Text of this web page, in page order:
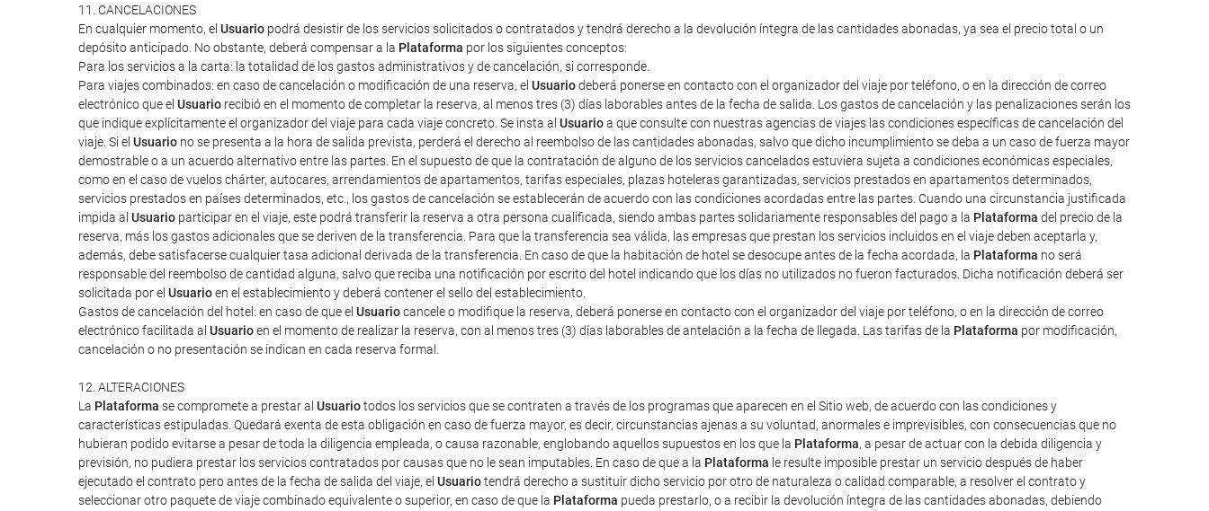
11. CANCELACIONES
En cualquier momento, el Usuario podrá desistir de los servicios solicitados o contratados y tendrá derecho a la devolución íntegra de las cantidades abonadas, ya sea el precio total o un
depósito anticipado. No obstante, deberá compensar a la Plataforma por los siguientes conceptos:
Para los servicios a la carta: la totalidad de los gastos administrativos y de cancelación, si corresponde.
Para viajes combinados: en caso de cancelación o modificación de una reserva, el Usuariodeberá ponerse en contacto con el organizador del viaje por teléfono, o en la dirección de correo
electrónico que el Usuario recibió en el momento de completar la reserva, al menos tres (3) días laborables antes de la fecha de salida. Los gastos de cancelación y las penalizaciones serán los
que indique explícitamente el organizador del viaje para cada viaje concreto. Se insta al Usuarioa que consulte con nuestras agencias de viajes las condiciones específicas de cancelación del
viaje. Si el Usuario no se presenta a la hora de salida prevista, perderá el derecho al reembolso de las cantidades abonadas, salvo que dicho incumplimiento se deba a un caso de fuerza mayor
demostrable o a un acuerdo alternativo entre las partes. En el supuesto de que la contratación de alguno de los servicios cancelados estuviera sujeta a condiciones económicas especiales,
como en el caso de vuelos chárter, autocares, arrendamientos de apartamentos, tarifas especiales, plazas hoteleras garantizadas, servicios prestados en apartamentos determinados,
servicios prestados en países determinados, etc., los gastos de cancelación se establecerán de acuerdo con las condiciones acordadas entre las partes. Cuando una circunstancia justificada
impida al Usuario participar en el viaje, este podrá transferir la reserva a otra persona cualificada, siendo ambas partes solidariamente responsables del pago a la Plataforma del precio de la
reserva, más los gastos adicionales que se deriven de la transferencia. Para que la transferencia sea válida, las empresas que prestan los servicios incluidos en el viaje deben aceptarla y,
además, debe satisfacerse cualquier tasa adicional derivada de la transferencia. En caso de que la habitación de hotel se desocupe antes de la fecha acordada, la Plataforma no será
responsable del reembolso de cantidad alguna, salvo que reciba una notificación por escrito del hotel indicando que los días no utilizados no fueron facturados. Dicha notificación deberá ser
solicitada por el Usuarioen el establecimiento y deberá contener el sello del establecimiento.
Gastos de cancelación del hotel: en caso de que el Usuariocancele o modifique la reserva, deberá ponerse en contacto con el organizador del viaje por teléfono, o en la dirección de correo
electrónico facilitada al Usuarioen el momento de realizar la reserva, con al menos tres (3) días laborables de antelación a la fecha de llegada. Las tarifas de la Plataforma por modificación,
cancelación o no presentación se indican en cada reserva formal.
12. ALTERACIONES
La Plataforma se compromete a prestar al Usuariotodos los servicios que se contraten a través de los programas que aparecen en el Sitio web, de acuerdo con las condiciones y
características estipuladas. Quedará exenta de esta obligación en caso de fuerza mayor, es decir, circunstancias ajenas a su voluntad, anormales e imprevisibles, con consecuencias que no
hubieran podido evitarse a pesar de toda la diligencia empleada, o causa razonable, englobando aquellos supuestos en los que la Plataforma, a pesar de actuar con la debida diligencia y
previsión, no pudiera prestar los servicios contratados por causas que no le sean imputables. En caso de que a la Plataforma le resulte imposible prestar un servicio después de haber
ejecutado el contrato pero antes de la fecha de salida del viaje, el Usuariotendrá derecho a sustituir dicho servicio por otro de naturaleza o calidad comparable, a resolver el contrato y
seleccionar otro paquete de viaje combinado equivalente o superior, en caso de que la Plataforma pueda prestarlo, o a recibir la devolución íntegra de las cantidades abonadas, debiendo